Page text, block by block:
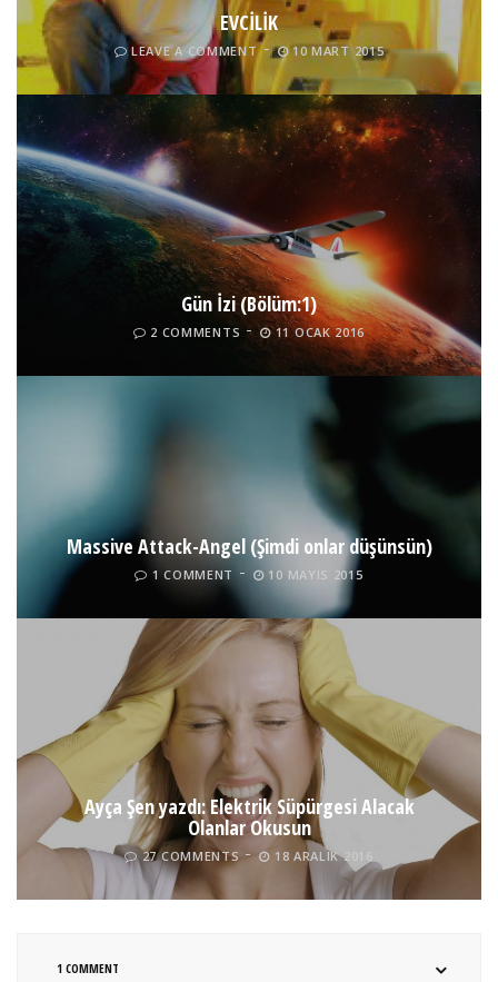
EVCİLİK
LEAVE A COMMENT 10 MART 2015
Gün İzi (Bölüm:1)
2 COMMENTS 11 OCAK 2016
Massive Attack-Angel (Şimdi onlar düşünsün)
1 COMMENT 10 MAYIS 2015
Ayça Şen yazdı: Elektrik Süpürgesi Alacak
Olanlar Okusun
27 COMMENTS 18 ARALIK 2016
1 COMMENT